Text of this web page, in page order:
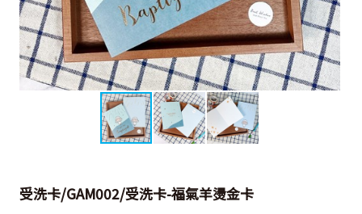
受洗卡/GAM002/受洗卡-福氣羊燙金卡